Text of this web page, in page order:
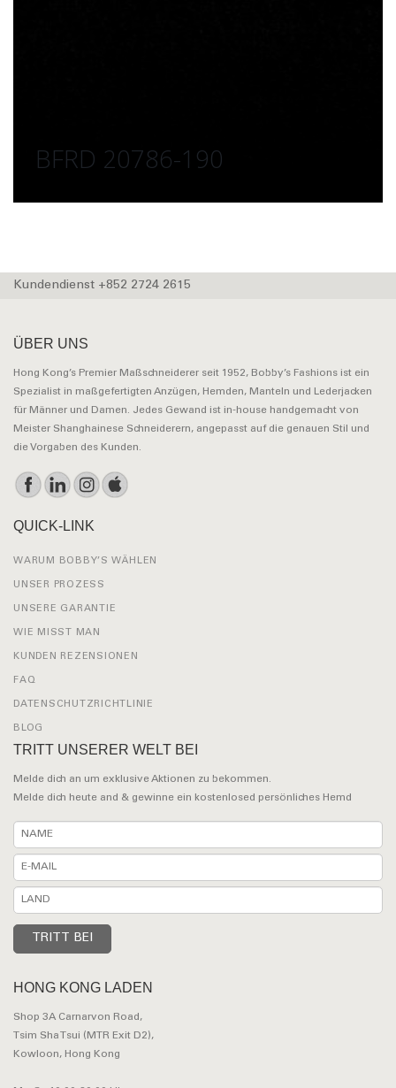
BFRD 20786-190
Kundendienst +852 2724 2615
ÜBER UNS
Hong Kong’s Premier Maßschneiderer seit 1952, Bobby’s Fashions ist ein
Spezialist in maßgefertigten Anzügen, Hemden, Manteln und Lederjacken
für Männer und Damen. Jedes Gewand ist in-house handgemacht von
Meister Shanghainese Schneiderern, angepasst auf die genauen Stil und
die Vorgaben des Kunden.
QUICK-LINK
WARUM BOBBY’S WÄHLEN
UNSER PROZESS
UNSERE GARANTIE
WIE MISST MAN
KUNDEN REZENSIONEN
FAQ
DATENSCHUTZRICHTLINIE
BLOG
TRITT UNSERER WELT BEI
Melde dich an um exklusive Aktionen zu bekommen.
Melde dich heute and & gewinne ein kostenlosed persönliches Hemd
HONG KONG LADEN
Shop 3A Carnarvon Road,
Tsim Sha Tsui (MTR Exit D2),
Kowloon, Hong Kong